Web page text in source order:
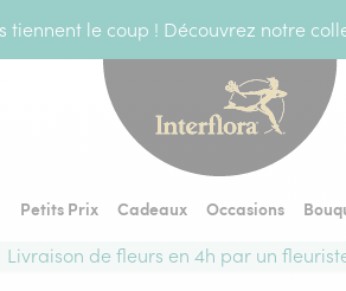
tiennent le coup ! Découvrez notre
Petits Prix Cadeaux Occasions
Livraison de fleurs en 4h par un